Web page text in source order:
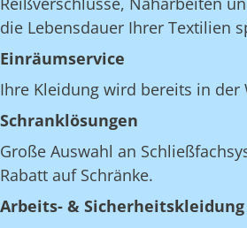
die Lebensdauer Ihrer Textilien
Einräumservice
Ihre Kleidung wird bereits in
Schranklösungen
Große Auswahl an
Rabatt auf Schränke.
Arbeits- & Sicherheitskleidung